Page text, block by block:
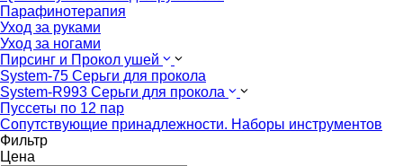
Парафинотерапия
Уход за руками
Уход за ногами
Пирсинг и Прокол ушей
System-75 Серьги для прокола
System-R993 Серьги для прокола
Пуссеты по 12 пар
Cопутствующие принадлежности. Наборы инструментов
Фильтр
Цена